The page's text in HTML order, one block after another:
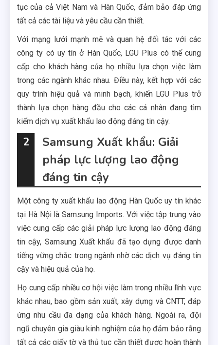
tục của cả Việt Nam và Hàn Quốc, đảm bảo đáp ứng
tất cả các tài liệu và yêu cầu cần thiết.
Với mạng lưới mạnh mẽ và quan hệ đối tác với các
công ty có uy tín ở Hàn Quốc, LGU Plus có thể cung
cấp cho khách hàng của họ nhiều lựa chọn việc làm
trong các ngành khác nhau. Điều này, kết hợp với các
quy trình hiệu quả và minh bạch, khiến LGU Plus trở
thành lựa chọn hàng đầu cho các cá nhân đang tìm
kiếm dịch vụ xuất khẩu lao động đáng tin cậy.
2
Samsung Xuất khẩu: Giải
pháp lực lượng lao động
đáng tin cậy
Một công ty xuất khẩu lao động Hàn Quốc uy tín khác
tại Hà Nội là Samsung Imports. Với việc tập trung vào
việc cung cấp các giải pháp lực lượng lao động đáng
tin cậy, Samsung Xuất khẩu đã tạo dựng được danh
tiếng vững chắc trong ngành nhờ các dịch vụ đáng tin
cậy và hiệu quả của họ.
Họ cung cấp nhiều cơ hội việc làm trong nhiều lĩnh vực
khác nhau, bao gồm sản xuất, xây dựng và CNTT, đáp
ứng nhu cầu đa dạng của khách hàng. Ngoài ra, đội
ngũ chuyên gia giàu kinh nghiệm của họ đảm bảo rằng
tất cả các giấy tờ và thủ tục cần thiết được hoàn thành